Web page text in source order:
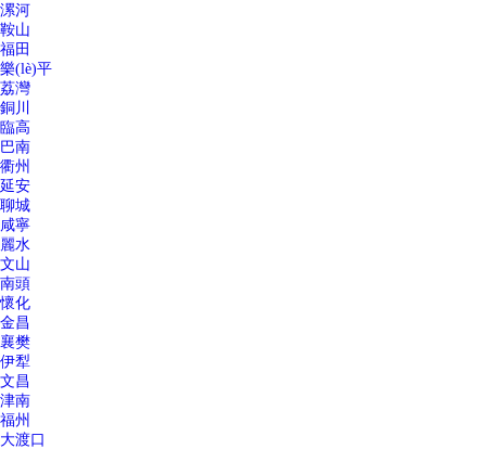
漯河
鞍山
福田
樂(lè)平
荔灣
銅川
臨高
巴南
衢州
延安
聊城
咸寧
麗水
文山
南頭
懷化
金昌
襄樊
伊犁
文昌
津南
福州
大渡口